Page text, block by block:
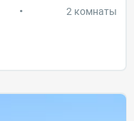
• 2 комнаты